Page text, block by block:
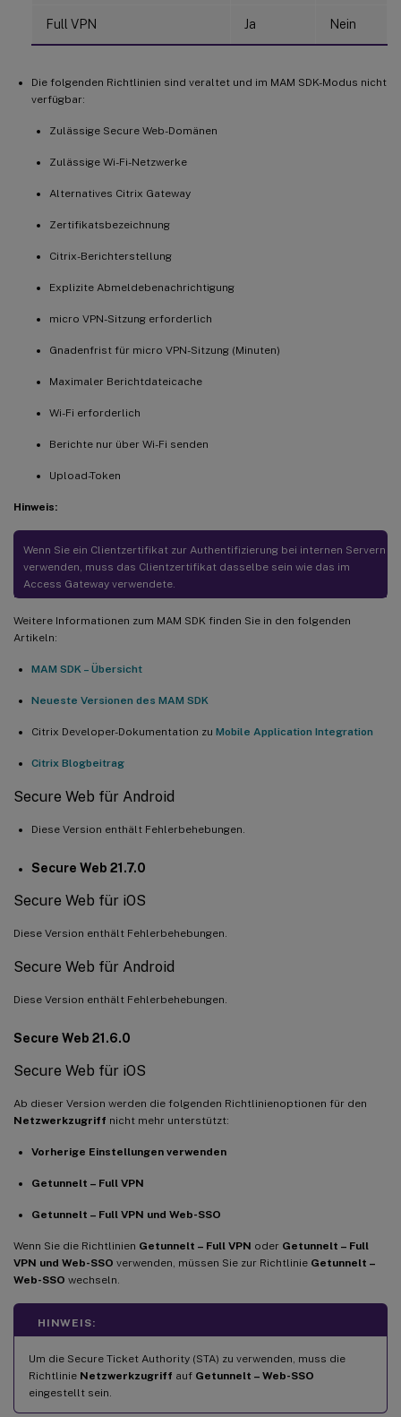
Full VPN Ja Nein
Die folgenden Richtlinien sind veraltet und im MAM SDK-Modus nicht
verfügbar:
Zulässige Secure Web-Domänen
Zulässige Wi-Fi-Netzwerke
Alternatives Citrix Gateway
Zertifikatsbezeichnung
Citrix-Berichterstellung
Explizite Abmeldebenachrichtigung
micro VPN-Sitzung erforderlich
Gnadenfrist für micro VPN-Sitzung (Minuten)
Maximaler Berichtdateicache
Wi-Fi erforderlich
Berichte nur über Wi-Fi senden
Upload-Token
Hinweis:
Wenn Sie ein Clientzertifikat zur Authentifizierung bei internen Servern
verwenden, muss das Clientzertifikat dasselbe sein wie das im
Access Gateway verwendete.
Weitere Informationen zum MAM SDK finden Sie in den folgenden
Artikeln:
MAM SDK – Übersicht
Neueste Versionen des MAM SDK
Citrix Developer-Dokumentation zu Mobile Application Integration
Citrix Blogbeitrag
Secure Web für Android
Diese Version enthält Fehlerbehebungen.
Secure Web 21.7.0
Secure Web für iOS
Diese Version enthält Fehlerbehebungen.
Secure Web für Android
Diese Version enthält Fehlerbehebungen.
Secure Web 21.6.0
Secure Web für iOS
Ab dieser Version werden die folgenden Richtlinienoptionen für den
Netzwerkzugriff nicht mehr unterstützt:
Vorherige Einstellungen verwenden
Getunnelt – Full VPN
Getunnelt – Full VPN und Web-SSO
Wenn Sie die Richtlinien Getunnelt – Full VPN oder Getunnelt – Full
VPN und Web-SSO verwenden, müssen Sie zur Richtlinie Getunnelt –
Web-SSO wechseln.
HINWEIS:
Um die Secure Ticket Authority (STA) zu verwenden, muss die
Richtlinie Netzwerkzugriff auf Getunnelt – Web-SSO
eingestellt sein.